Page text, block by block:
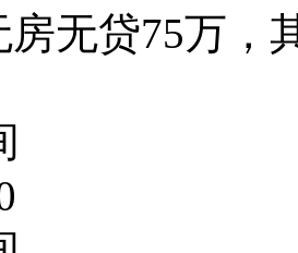
房无贷75万，